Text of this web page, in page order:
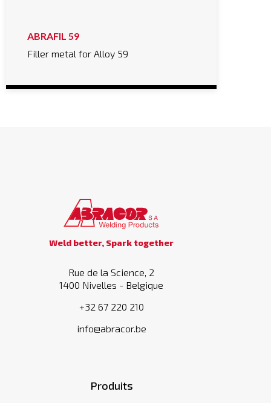
ABRAFIL 59
Filler metal for Alloy 59
Weld better, Spark together
Rue de la Science, 2
1400 Nivelles - Belgique
+32 67 220 210
info@abracor.be
Produits